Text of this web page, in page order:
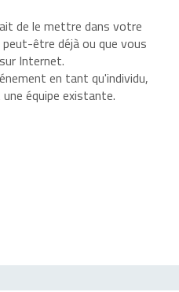
de le mettre dans votre
être déjà ou que vous
Internet.
en tant qu'individu,
équipe existante.